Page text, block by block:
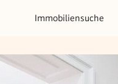
Immobiliensuche